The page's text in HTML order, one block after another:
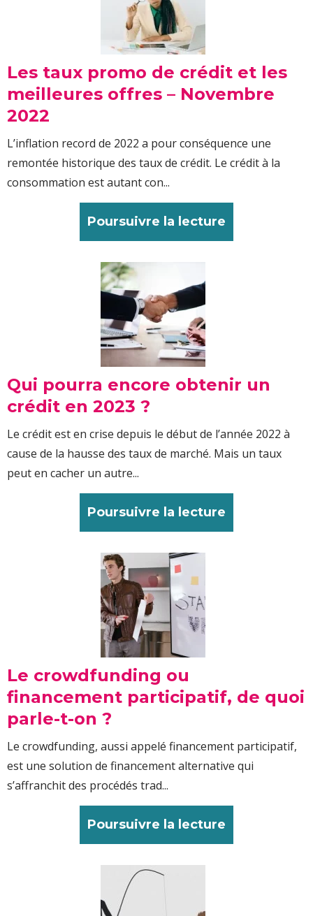
Les taux promo de crédit et les
meilleures offres – Novembre
2022
L’inflation record de 2022 a pour conséquence une
remontée historique des taux de crédit. Le crédit à la
consommation est autant con...
Poursuivre la lecture
Qui pourra encore obtenir un
crédit en 2023 ?
Le crédit est en crise depuis le début de l’année 2022 à
cause de la hausse des taux de marché. Mais un taux
peut en cacher un autre...
Poursuivre la lecture
Le crowdfunding ou
financement participatif, de quoi
parle-t-on ?
Le crowdfunding, aussi appelé financement participatif,
est une solution de financement alternative qui
s’affranchit des procédés trad...
Poursuivre la lecture